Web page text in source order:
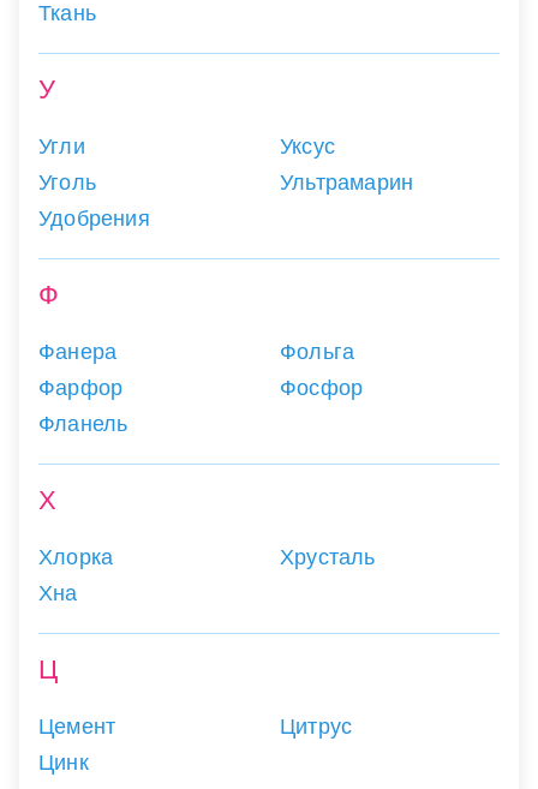
Ткань
У
Угли
Уголь
Удобрения
Уксус
Ультрамарин
Ф
Фанера
Фарфор
Фланель
Фольга
Фосфор
Х
Хлорка
Хна
Хрусталь
Ц
Цемент
Цинк
Цитрус